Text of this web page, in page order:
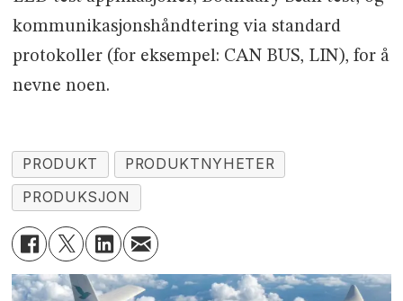
kommunikasjonshåndtering via standard
protokoller (for eksempel: CAN BUS, LIN), for å
nevne noen.
PRODUKT
PRODUKTNYHETER
PRODUKSJON